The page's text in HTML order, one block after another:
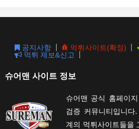
공지사항 먹튀사이트(확정)
먹튀 제보&신고
슈어맨 사이트 정보
슈어맨 공식 홈페이
검증 커뮤니티입니
계의 먹튀사이트들을